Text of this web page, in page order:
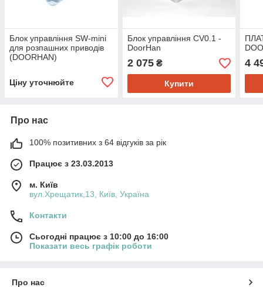
Блок управління SW-mini
для розпашних приводів
(DOORHAN)
Ціну уточнюйте
Блок управління CV0.1 -
DoorHan
2 075₴
Купити
4
Про нас
100% позитивних з 64 відгуків за рік
Працює з 23.03.2013
м. Київ
вул.Хрещатик,13, Київ, Україна
Контакти
Сьогодні працює з 10:00 до 16:00
Показати весь графік роботи
Про нас